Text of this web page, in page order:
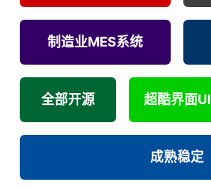
制造业MES系统
全部开源 超酷界面UI
成熟稳定